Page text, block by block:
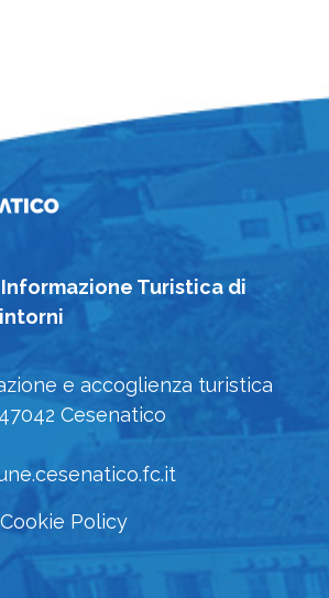
Turistica di
e accoglienza turistica
Cesenatico
Cookie Policy